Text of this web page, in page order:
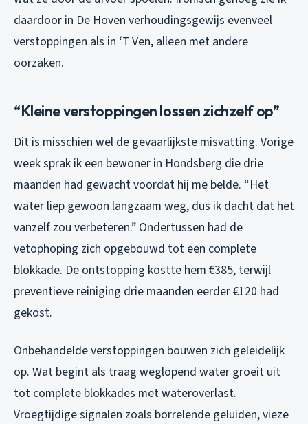
daardoor in De Hoven verhoudingsgewijs evenveel
verstoppingen als in ‘T Ven, alleen met andere
oorzaken.
“Kleine verstoppingen lossen zichzelf op”
Dit is misschien wel de gevaarlijkste misvatting. Vorige
week sprak ik een bewoner in Hondsberg die drie
maanden had gewacht voordat hij me belde. “Het
water liep gewoon langzaam weg, dus ik dacht dat het
vanzelf zou verbeteren.” Ondertussen had de
vetophoping zich opgebouwd tot een complete
blokkade. De ontstopping kostte hem €385, terwijl
preventieve reiniging drie maanden eerder €120 had
gekost.
Onbehandelde verstoppingen bouwen zich geleidelijk
op. Wat begint als traag weglopend water groeit uit
tot complete blokkades met wateroverlast.
Vroegtijdige signalen zoals borrelende geluiden, vieze